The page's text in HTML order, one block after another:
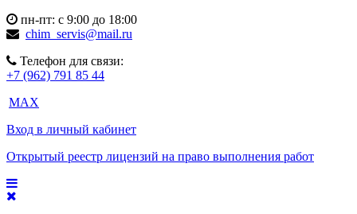
пн-пт: с 9:00 до 18:00
chim_servis@mail.ru
Телефон для связи:
+7 (962) 791 85 44
MAX
Вход в личный кабинет
Открытый реестр лицензий на право выполнения работ